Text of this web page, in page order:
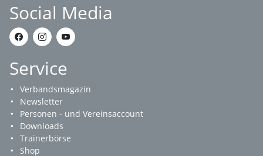
Social Media
Service
Verbandsmagazin
Newsletter
Personen - und Vereinsaccount
Downloads
Trainerbörse
Shop